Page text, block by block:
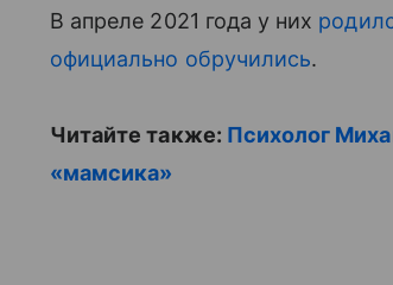
В апреле 2021 года у них
официально обручились.
Читайте также: Психолог
«мамсика»